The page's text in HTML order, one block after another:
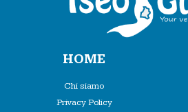
HOME
Chi siamo
Privacy Policy